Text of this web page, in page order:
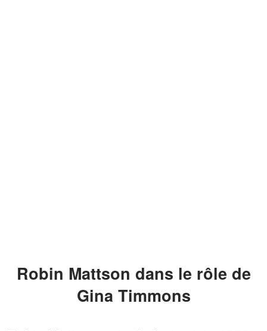
Robin Mattson dans le rôle de
Gina Timmons